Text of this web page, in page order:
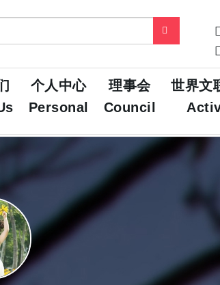
个人中心
Personal
理事会
Council
世界文